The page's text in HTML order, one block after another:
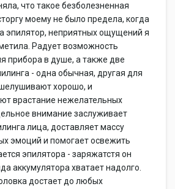
что такое безболезненная
моему не было предела, когда
эпилятор, неприятных ощущений я
Радует возможность
прибора в душе, а также две
- одна обычная, другая для
хорошо, и
врастание нежелательных
внимание заслуживает
лица, доставляет массу
эмоций и помогает освежить
эпилятора - заряжатстя он
аккумулятора хватает надолго.
достает до любых